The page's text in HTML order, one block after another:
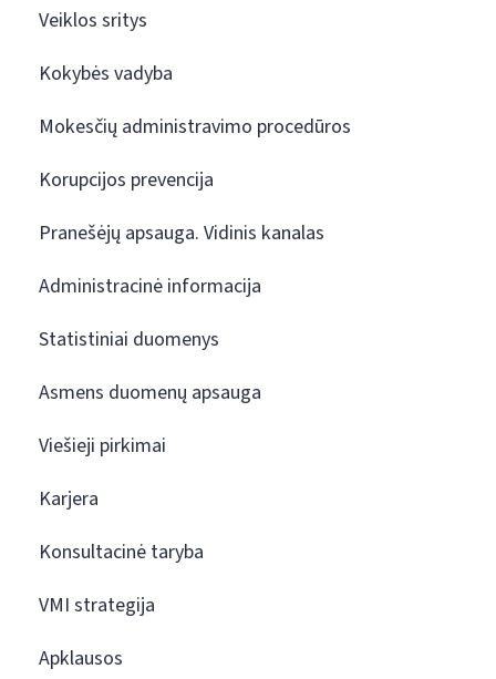
Veiklos sritys
Kokybės vadyba
Mokesčių administravimo procedūros
Korupcijos prevencija
Pranešėjų apsauga. Vidinis kanalas
Administracinė informacija
Statistiniai duomenys
Asmens duomenų apsauga
Viešieji pirkimai
Karjera
Konsultacinė taryba
VMI strategija
Apklausos